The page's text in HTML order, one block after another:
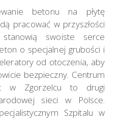
betonu na płytę
pracować w przyszłości
swoiste serce
o specjalnej grubości i
od otoczenia, aby
bezpieczny. Centrum
w Zgorzelcu to drugi
sieci w Polsce.
Szpitalu w